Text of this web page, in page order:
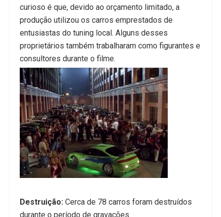
curioso é que, devido ao orçamento limitado, a
produção utilizou os carros emprestados de
entusiastas do tuning local. Alguns desses
proprietários também trabalharam como figurantes e
consultores durante o filme.
Destruição: Cerca de 78 carros foram destruídos
durante o período de gravações.